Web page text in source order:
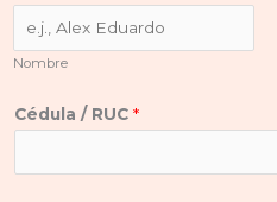
Nombre
Cédula / RUC *